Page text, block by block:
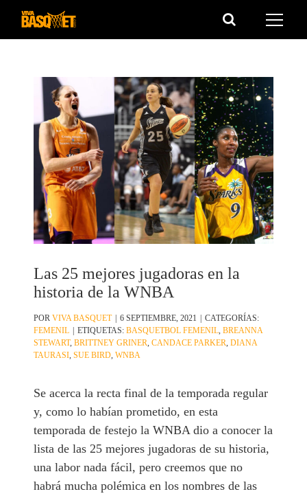
Saltar
Las 25 mejores jugadoras en la
historia de la WNBA
PORVIVA BASQUET | 6 SEPTIEMBRE, 2021 | CATEGORÍAS:
FEMENIL | ETIQUETAS:BASQUETBOL FEMENIL ,BREANNA
STEWART,BRITTNEY GRINER ,CANDACE PARKER ,DIANA
TAURASI ,SUE BIRD ,WNBA
Se acerca la recta final de la temporada regular
y, como lo habían prometido, en esta
temporada de festejo la WNBA dio a conocer la
lista de las 25 mejores jugadoras de su historia,
una labor nada fácil, pero creemos que no
habrá mucha polémica en los nombres de las